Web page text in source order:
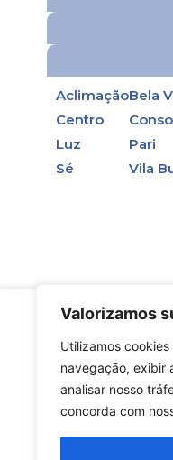
Valorizamos
Utilizamos
navegação, exibir
analisar nosso
concorda com
Aclimação
Centro
Luz
Sé
Bela
Pari
Vila
The very first